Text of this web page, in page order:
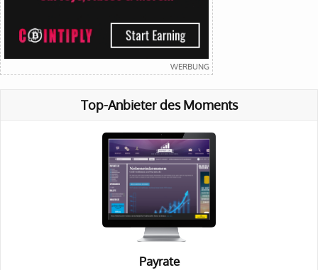
Top-Anbieter des Moments
Payrate